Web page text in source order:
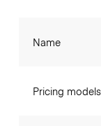
Name
Pricing models